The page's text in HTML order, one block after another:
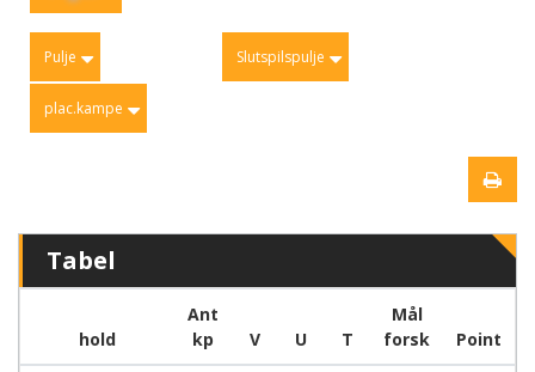
Pulje Slutspilspulje
plac.kampe
Tabel
hold
Ant
kp
V U T
Mål
forsk
Point